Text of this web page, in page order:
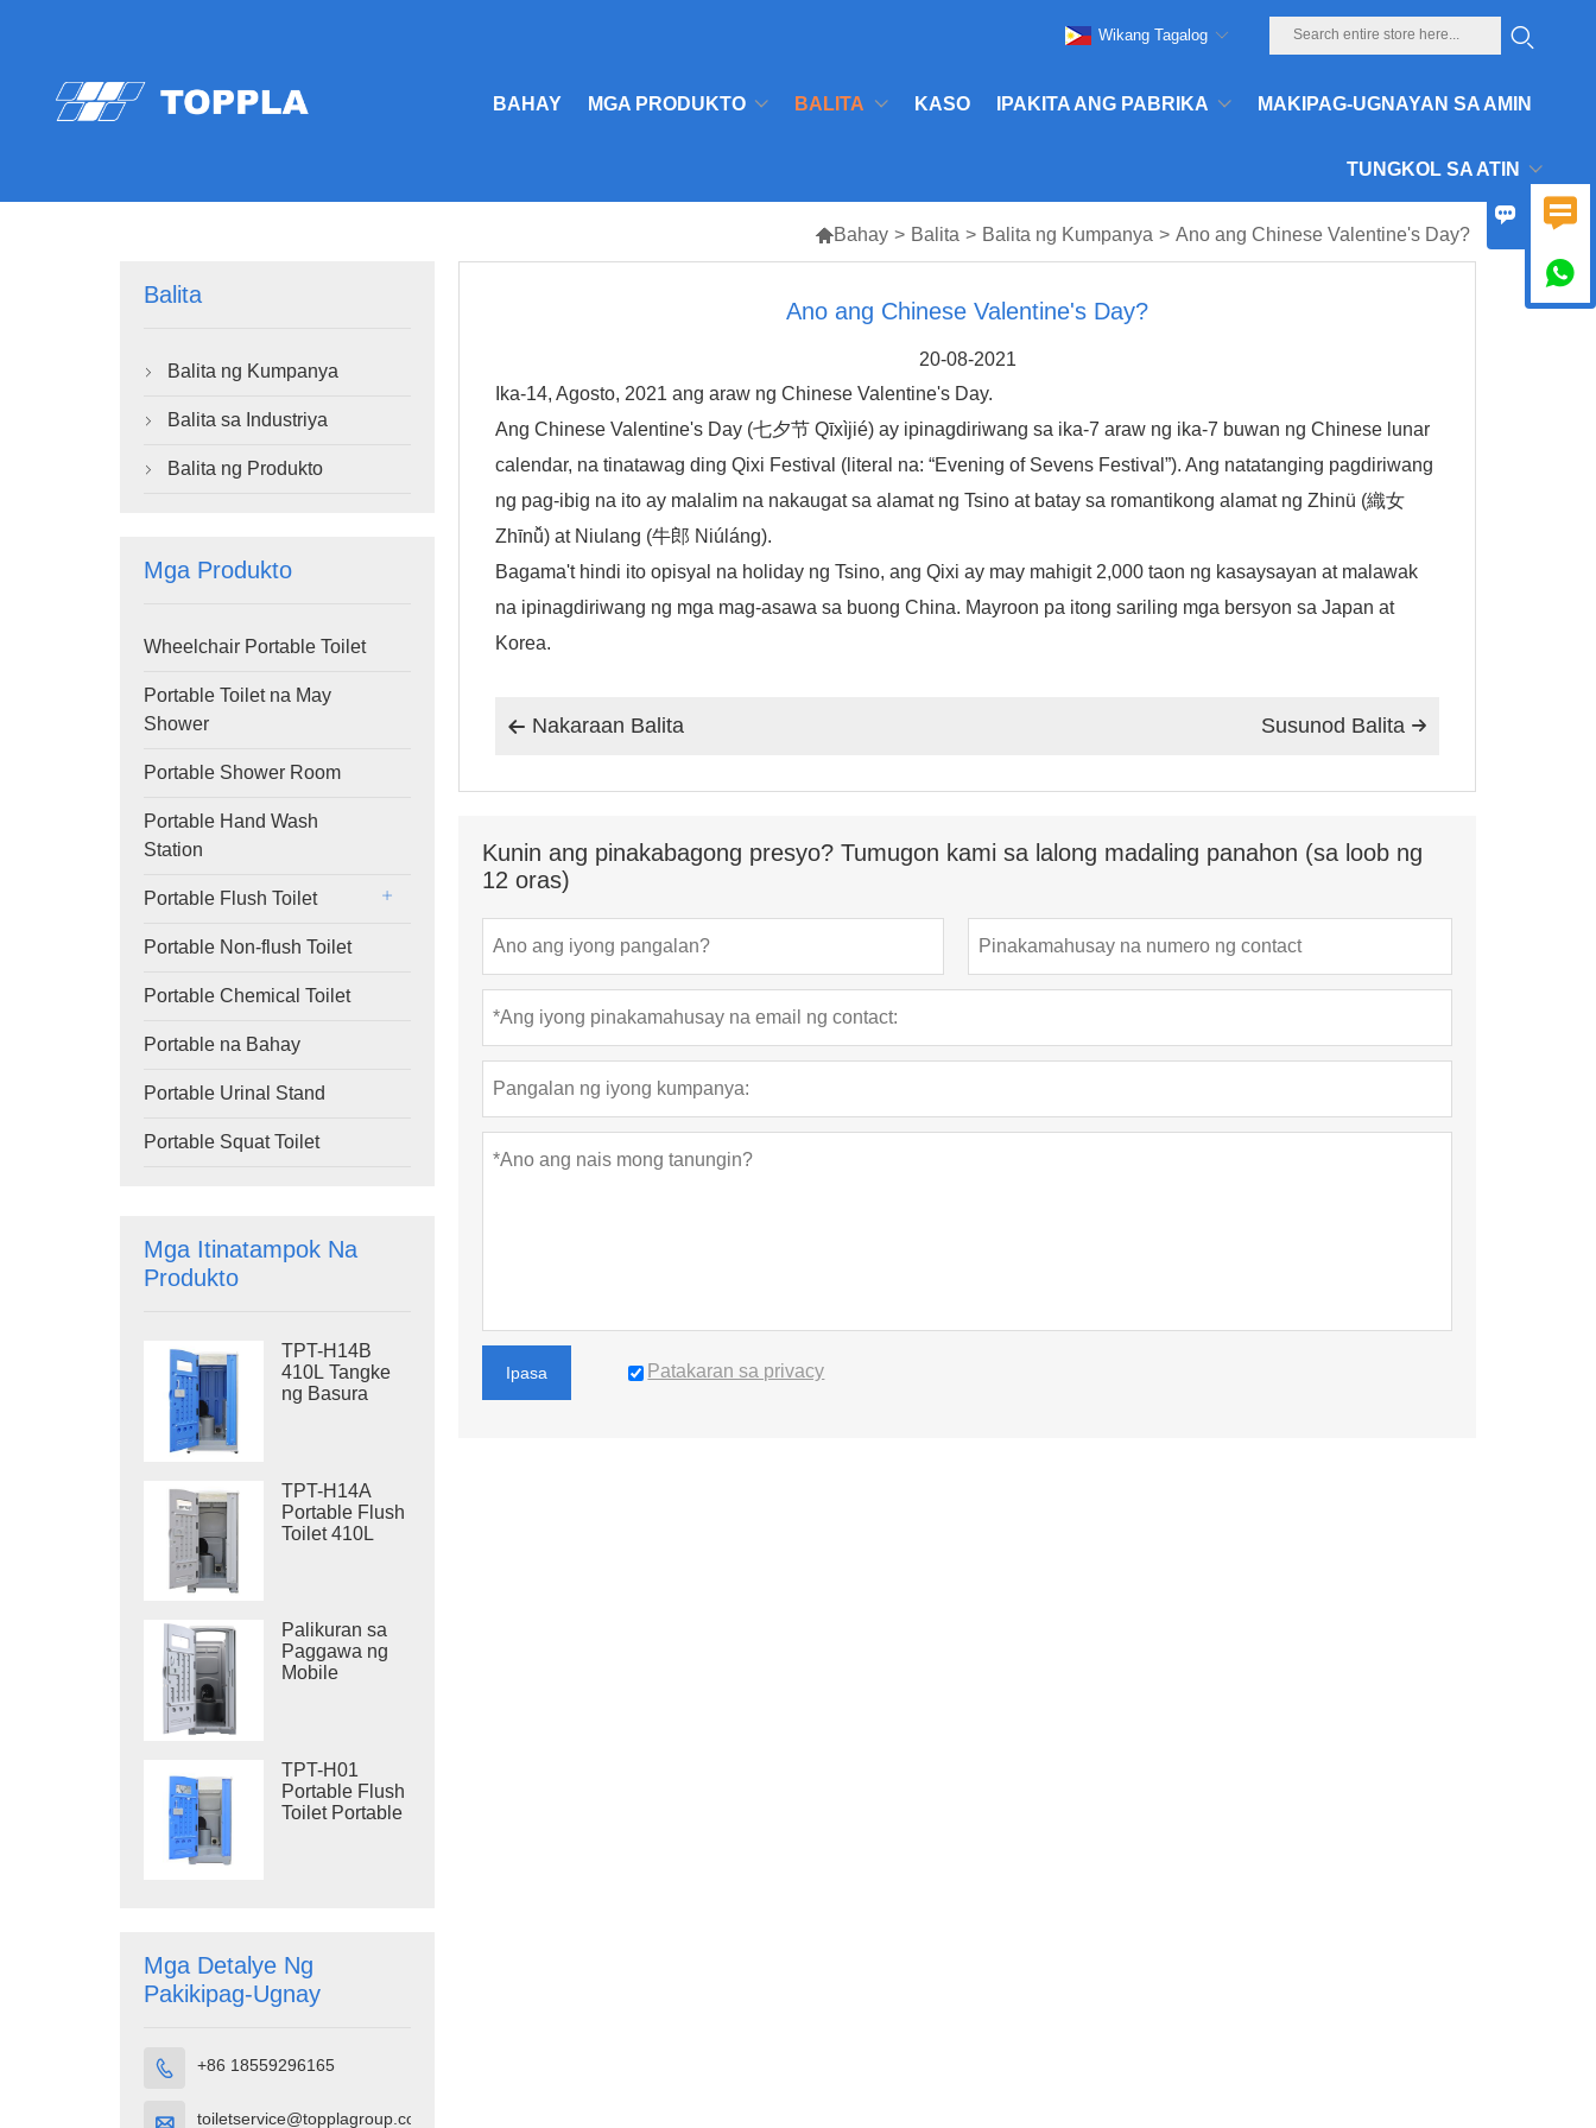
BAHAY MGA PRODUKTO BALITA KASO IPAKITA ANG PABRIKA MAKIPAG-UGNAYAN SA AMIN
TUNGKOL SA ATIN
Wikang Tagalog
Bahay > Balita > Balita ng Kumpanya > Ano ang Chinese Valentine's Day?
Balita
 Balita ng Kumpanya
 Balita sa Industriya
 Balita ng Produkto
Mga Produkto
Wheelchair Portable Toilet
Portable Toilet na May
Shower
Portable Shower Room
Portable Hand Wash
Station
Portable Flush Toilet
Portable Non-flush Toilet
Portable Chemical Toilet
Portable na Bahay
Portable Urinal Stand
Portable Squat Toilet
Mga Itinatampok Na
Produkto
TPT-H14B
410L Tangke
ng Basura
Portable Toilet
Site Toilet
TPT-H14A
Portable Flush
Toilet 410L
Palikuran sa
Paggawa ng
Mobile
TPT-H01
Portable Flush
Toilet Portable
Mga Detalye Ng
Pakikipag-Ugnay
 +86 18559296165
 toiletservice@topplagroup.com
Ano ang Chinese Valentine's Day?
20-08-2021
Ika-14, Agosto, 2021 ang araw ng Chinese Valentine's Day.
Ang Chinese Valentine's Day (七夕节 Qīxìjié) ay ipinagdiriwang sa ika-7 araw ng ika-7 buwan ng Chinese lunar
calendar, na tinatawag ding Qixi Festival (literal na: “Evening of Sevens Festival”). Ang natatanging pagdiriwang
ng pag-ibig na ito ay malalim na nakaugat sa alamat ng Tsino at batay sa romantikong alamat ng Zhinü (織女
Zhīnǚ) at Niulang (牛郎 Niúláng).
Bagama't hindi ito opisyal na holiday ng Tsino, ang Qixi ay may mahigit 2,000 taon ng kasaysayan at malawak
na ipinagdiriwang ng mga mag-asawa sa buong China. Mayroon pa itong sariling mga bersyon sa Japan at
Korea.
 Nakaraan Balita 
Susunod Balita
Kunin ang pinakabagong presyo? Tumugon kami sa lalong madaling panahon (sa loob ng
12 oras)
Ipasa Patakaran sa privacy
 
